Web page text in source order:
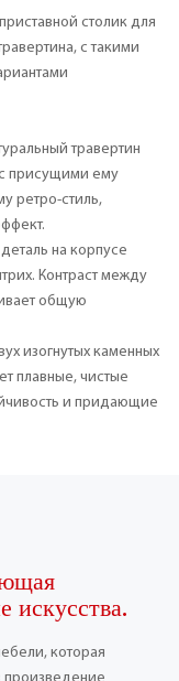
столик для
с такими
травертин
с присущими ему
ретро-стиль,
на корпусе
Контраст между
общую
изогнутых каменных
плавные, чистые
и придающие
искусства.
которая